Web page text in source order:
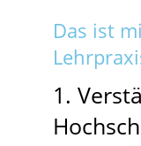
Das ist
1.